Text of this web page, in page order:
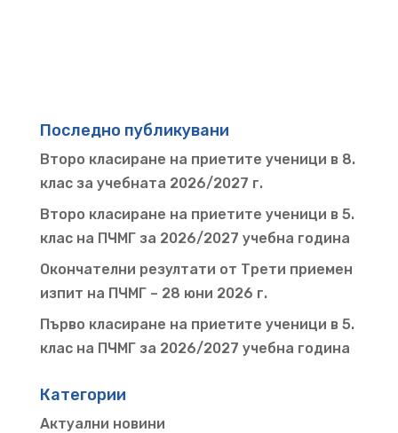
Последно публикувани
Второ класиране на приетите ученици в 8.
клас за учебната 2026/2027 г.
Второ класиране на приетите ученици в 5.
клас на ПЧМГ за 2026/2027 учебна година
Окончателни резултати от Трети приемен
изпит на ПЧМГ – 28 юни 2026 г.
Първо класиране на приетите ученици в 5.
клас на ПЧМГ за 2026/2027 учебна година
Категории
Актуални новини